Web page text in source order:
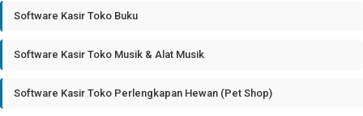
Software Kasir Toko Buku
Software Kasir Toko Musik & Alat Musik
Software Kasir Toko Perlengkapan Hewan (Pet Shop)